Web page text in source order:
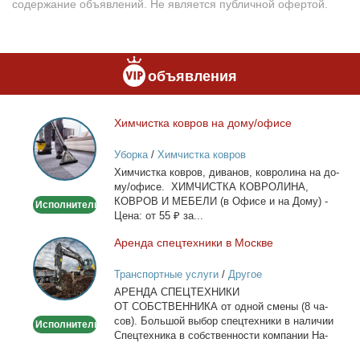
содержание объявлений. Не является публичной офертой.
объявления
Химчистка
ковров
на
дому/
Исполнитель
Хим­чист­ка ков­ров на до­му/офи­се
Уборка/ Химчистка ковров
Хим­чист­ка ков­ров, ди­ва­нов, ков­ро­ли­на на до­
му/офи­се. ХИМЧИСТКА КОВРОЛИНА,
КОВРОВ И МЕБЕЛИ (в Офи­се и на До­му) -
Це­на: от 55 ₽ за...
Аренда
спецтехники
в
Москве
Исполнитель
Арен­да спец­тех­ни­ки в Москве
Транспортные услуги/ Другое
АРЕНДА СПЕЦТЕХНИКИ
ОТ СОБСТВЕННИКА от од­ной сме­ны (8 ча­
сов). Боль­шой вы­бор спец­тех­ни­ки в на­ли­чии
Спец­тех­ни­ка в соб­ствен­но­сти ком­па­нии На­